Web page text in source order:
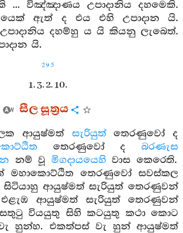
... විඤ්ඤාණය උපාදානිය දහමෙකි.
ඇත් ද එය එහි උපාදාන යි.
දහම්හු ය යි කියනු ලැබෙත්.
යි.
295
1. 3. 2. 10.
සීල සූත්‍රය
ආයුෂ්මත් සැරියුත්තෙරණුවෝ ද
තෙරණුවෝ ද බරණැස
නම් වූ මිගදායයෙහි වාස කෙරෙති.
මහාකොට්ඨිත තෙරණුවෝ සවස්කල
ආයුෂ්මත් සැරියුත් තෙරණුවන්
ආයුෂ්මත් සැරියුත් තෙරණුවන්
වියයුතු සිහි කටයුතු කථා කොට
හුන්හ. එකත්පස් වැ හුන් ආයුෂ්මත්